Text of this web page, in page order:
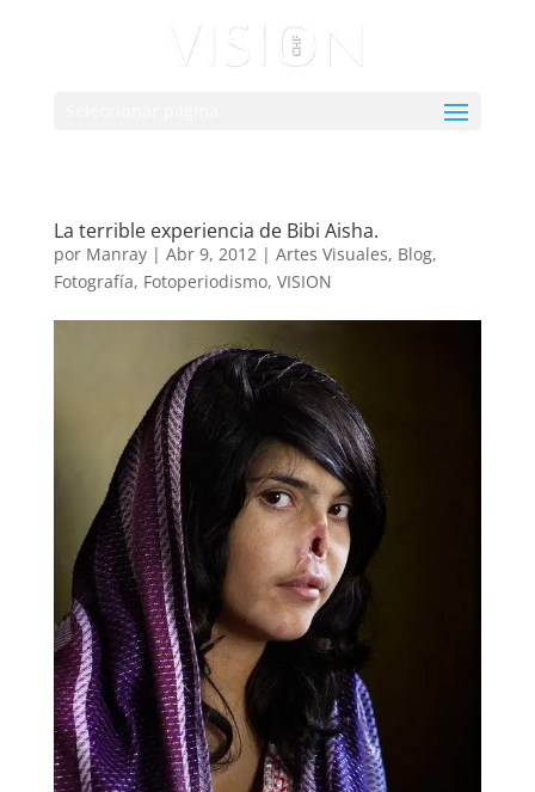
La terrible experiencia de Bibi Aisha.
por Manray| Abr 9, 2012| Artes Visuales, Blog,
Fotografía, Fotoperiodismo, VISION